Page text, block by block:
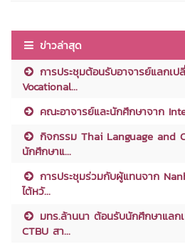
ข่าวล่าสุด
การประชุมต้อนรับอาจารย์แลกเ
Vocational...
คณะอาจารย์และนักศึกษาจาก
กิจกรรม Thai Language and
นักศึกษาแ...
การประชุมร่วมกับผู้แทนจาก
ไต้หวั...
มทร.ล้านนา ต้อนรับนักศึกษาแลก
CTBU สา...